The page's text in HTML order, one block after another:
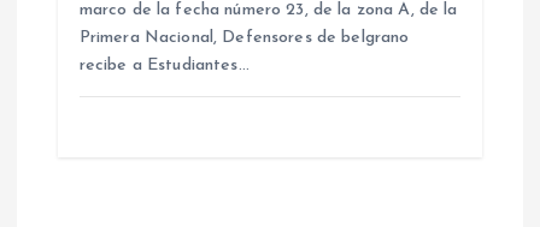
marco de la fecha número 23, de la zona A, de la
Primera Nacional, Defensores de belgrano
recibe a Estudiantes…